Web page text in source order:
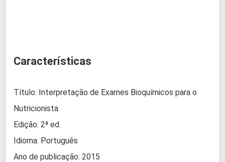
Características
Título: Interpretação de Exames Bioquímicos para o
Nutricionista
Edição: 2ª ed.
Idioma: Português
Ano de publicação: 2015